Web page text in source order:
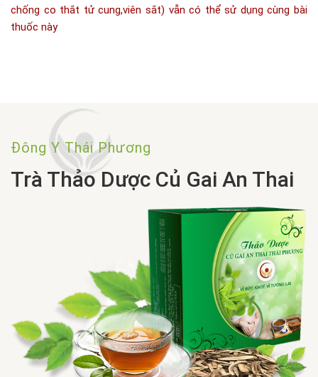
chống co thắt tử cung,viên sắt) vẫn có thể sử dụng cùng bài
thuốc này
Đông Y Thái Phương
Trà Thảo Dược Củ Gai An Thai